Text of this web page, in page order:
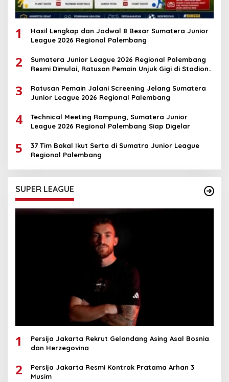
1
Hasil Lengkap dan Jadwal 8 Besar Sumatera Junior
League 2026 Regional Palembang
2
Sumatera Junior League 2026 Regional Palembang
Resmi Dimulai, Ratusan Pemain Unjuk Gigi di Stadion
3
Ratusan Pemain Jalani Screening Jelang Sumatera
Junior League 2026 Regional Palembang
4
Technical Meeting Rampung, Sumatera Junior
League 2026 Regional Palembang Siap Digelar
5
37 Tim Bakal Ikut Serta di Sumatra Junior League
Regional Palembang
SUPER LEAGUE
1
Persija Jakarta Rekrut Gelandang Asing Asal Bosnia
dan Herzegovina
2
Persija Jakarta Resmi Kontrak Pratama Arhan 3
Musim